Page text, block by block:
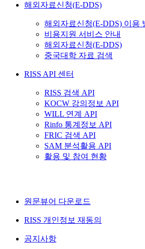
해외자료신청(E-DDS)
해외자료신청(E-DDS) 이용
비용지원 서비스 안내
해외자료신청(E-DDS)
중국대학 자료 검색
RISS API 센터
RISS 검색 API
KOCW 강의정보 API
WILL 연계 API
Rinfo 통계정보 API
FRIC 검색 API
SAM 분석활용 API
활용 및 참여 현황
원문뷰어 다운로드
RISS 개인정보 재동의
공지사항